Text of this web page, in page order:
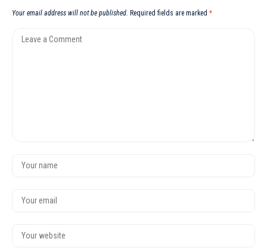
Your email address will not be published. Required fields are marked *